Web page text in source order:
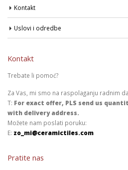
Kontakt
Uslovi i odredbe
Kontakt
Trebate li pomoć?
Za Vas, mi smo na raspolaganju radnim
T: For exact offer, PLS send us
with delivery address.
Možete nam poslati poruku:
E: zo_mi@ceramictiles.com
Pratite nas